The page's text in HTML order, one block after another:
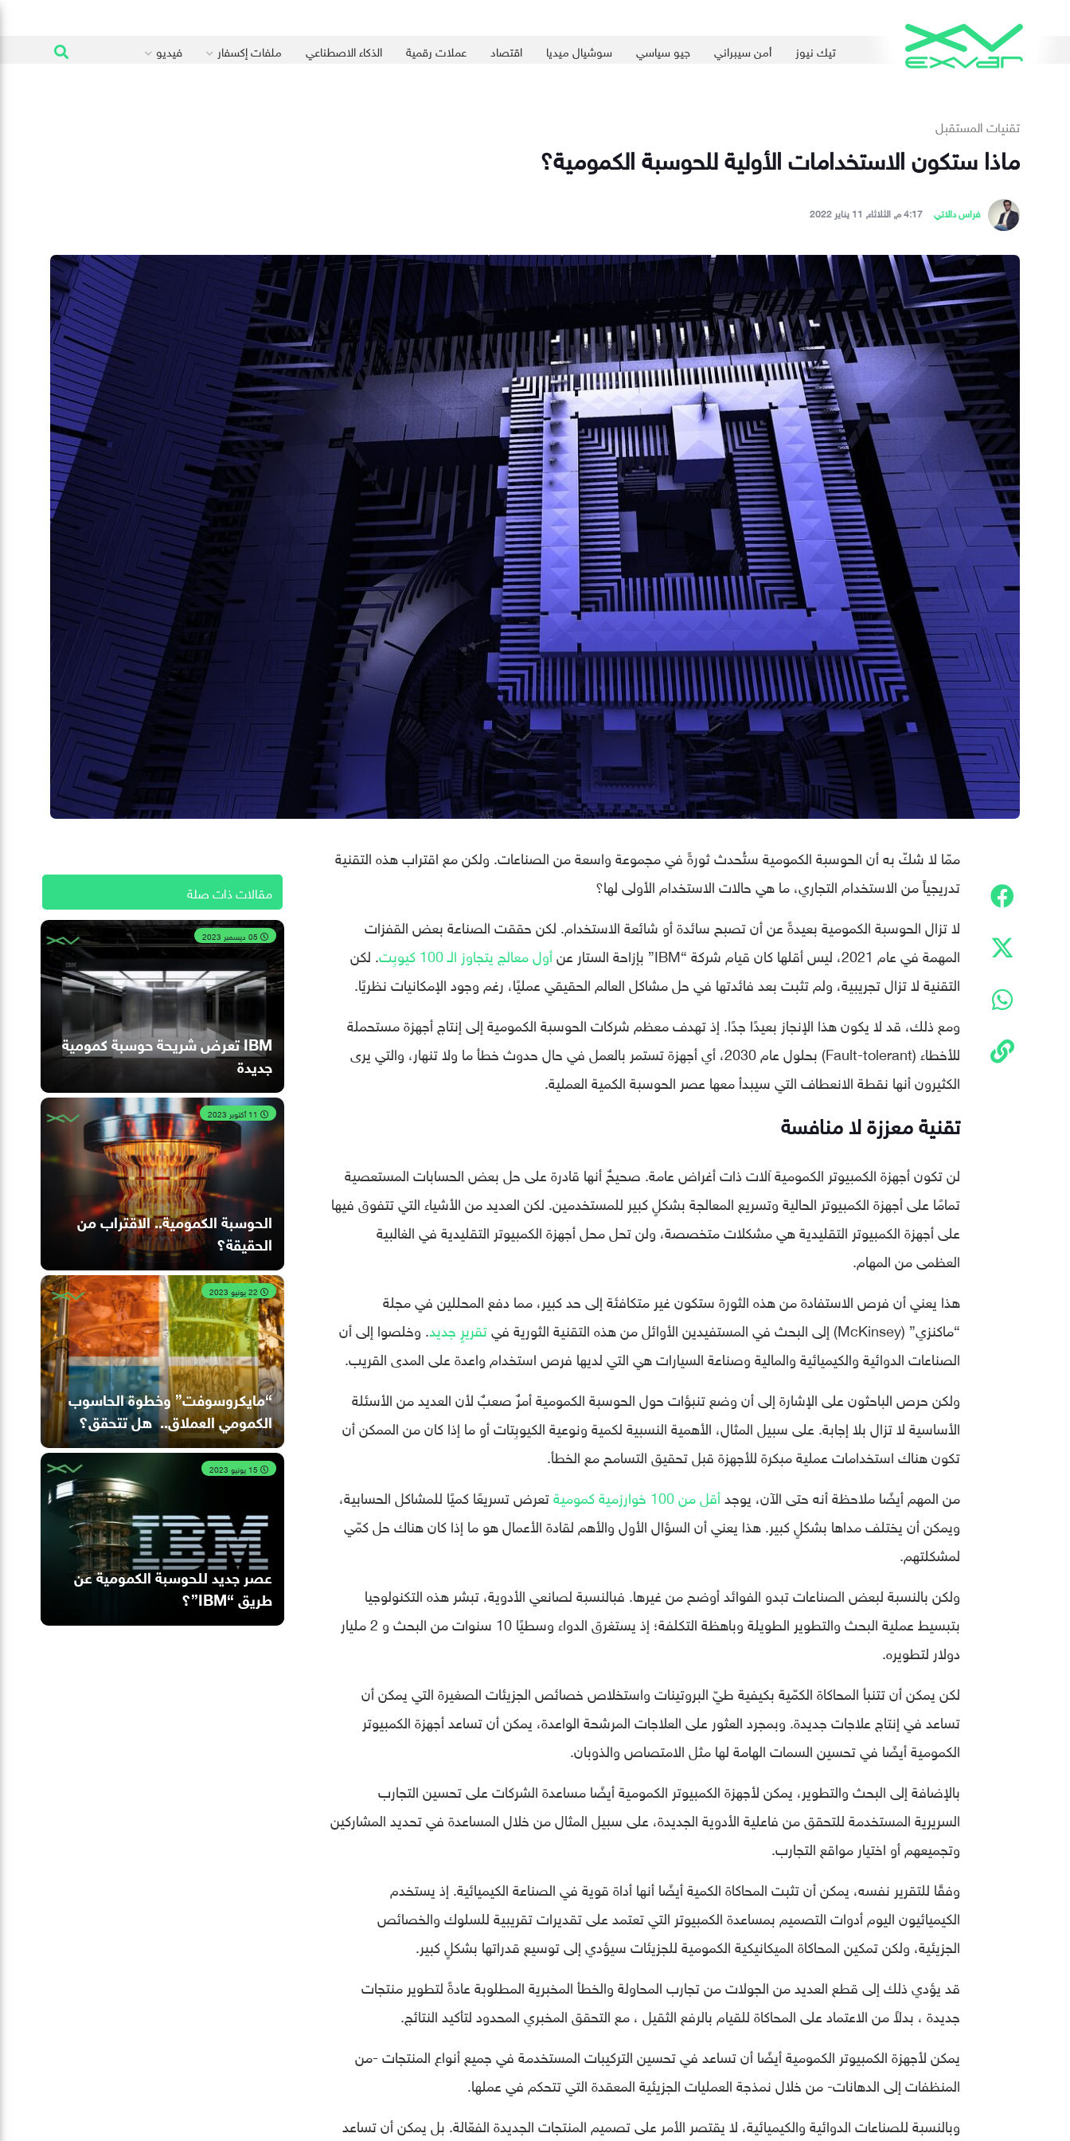
تيك نيوز أمن سيبراني جيو سياسي سوشيال ميديا اقتصاد عملات رقمية الذكاء الاصطناعي ملفات إكسفار فيديو
تقنيات المستقبل
ماذا ستكون الاستخدامات الأولية للحوسبة الكمومية؟
فراس دالاتي 4:17 م, الثلاثاء, 11 يناير 2022
ممّا لا شكّ به أن الحوسبة الكمومية ستُحدث ثورةً في مجموعة واسعة من الصناعات. ولكن مع اقتراب هذه التقنية
تدريجياً من الاستخدام التجاري، ما هي حالات الاستخدام الأولى لها؟
لا تزال الحوسبة الكمومية بعيدةً عن أن تصبح سائدة أو شائعة الاستخدام. لكن حققت الصناعة بعض القفزات
المهمة في عام 2021، ليس أقلها كان قيام شركة “IBM” بإزاحة الستار عن
أول معالج يتجاوز الـ 100 كيوبِت
. لكن
التقنية لا تزال تجريبية، ولم تثبت بعد فائدتها في حل مشاكل العالم الحقيقي عمليًا، رغم وجود الإمكانيات نظريًا.
ومع ذلك، قد لا يكون هذا الإنجاز بعيدًا جدًا. إذ تهدف معظم شركات الحوسبة الكمومية إلى إنتاج أجهزة مستحملة
للأخطاء (Fault-tolerant) بحلول عام 2030، أي أجهزة تستمر بالعمل في حال حدوث خطأ ما ولا تنهار، والتي يرى
الكثيرون أنها نقطة الانعطاف التي سيبدأ معها عصر الحوسبة الكمية العملية.
تقنية معززة لا منافسة
لن تكون أجهزة الكمبيوتر الكمومية آلات ذات أغراض عامة. صحيحٌ أنها قادرة على حل بعض الحسابات المستعصية
تمامًا على أجهزة الكمبيوتر الحالية وتسريع المعالجة بشكلٍ كبير للمستخدمين. لكن العديد من الأشياء التي تتفوق فيها
على أجهزة الكمبيوتر التقليدية هي مشكلات متخصصة، ولن تحل محل أجهزة الكمبيوتر التقليدية في الغالبية
العظمى من المهام.
هذا يعني أن فرص الاستفادة من هذه الثورة ستكون غير متكافئة إلى حد كبير، مما دفع المحللين في مجلة
“ماكنزي” (McKinsey) إلى البحث في المستفيدين الأوائل من هذه التقنية الثورية في
تقريرٍ جديد. وخلصوا إلى أن
الصناعات الدوائية والكيميائية والمالية وصناعة السيارات هي التي لديها فرص استخدام واعدة على المدى القريب.
ولكن حرص الباحثون على الإشارة إلى أن وضع تنبؤات حول الحوسبة الكمومية أمرٌ صعبٌ لأن العديد من الأسئلة
الأساسية لا تزال بلا إجابة. على سبيل المثال، الأهمية النسبية لكمية ونوعية الكيوبِتات أو ما إذا كان من الممكن أن
تكون هناك استخدامات عملية مبكرة للأجهزة قبل تحقيق التسامح مع الخطأ.
من المهم أيضًا ملاحظة أنه حتى الآن، يوجدأقل من 100 خوارزمية كمومية
تعرض تسريعًا كميًا للمشاكل الحسابية،
ويمكن أن يختلف مداها بشكلٍ كبير. هذا يعني أن السؤال الأول والأهم لقادة الأعمال هو ما إذا كان هناك حل كمّي
لمشكلتهم.
ولكن بالنسبة لبعض الصناعات تبدو الفوائد أوضح من غيرها. فبالنسبة لصانعي الأدوية، تبشر هذه التكنولوجيا
بتبسيط عملية البحث والتطوير الطويلة وباهظة التكلفة؛ إذ يستغرق الدواء وسطيًا ​​10 سنوات من البحث و 2 مليار
دولار لتطويره.
لكن يمكن أن تتنبأ المحاكاة الكمّية بكيفية طيّ البروتينات واستخلاص خصائص الجزيئات الصغيرة التي يمكن أن
تساعد في إنتاج علاجات جديدة. وبمجرد العثور على العلاجات المرشحة الواعدة، يمكن أن تساعد أجهزة الكمبيوتر
الكمومية أيضًا في تحسين السمات الهامة لها مثل الامتصاص والذوبان.
بالإضافة إلى البحث والتطوير، يمكن لأجهزة الكمبيوتر الكمومية أيضًا مساعدة الشركات على تحسين التجارب
السريرية المستخدمة للتحقق من فاعلية الأدوية الجديدة، على سبيل المثال من خلال المساعدة في تحديد المشاركين
وتجميعهم أو اختيار مواقع التجارب.
وفقًا للتقرير نفسه، يمكن أن تثبت المحاكاة الكمية أيضًا أنها أداة قوية في الصناعة الكيميائية. إذ يستخدم
الكيميائيون اليوم أدوات التصميم بمساعدة الكمبيوتر التي تعتمد على تقديرات تقريبية للسلوك والخصائص
الجزيئية، ولكن تمكين المحاكاة الميكانيكية الكمومية للجزيئات سيؤدي إلى توسيع قدراتها بشكلٍ كبير.
قد يؤدي ذلك إلى قطع العديد من الجولات من تجارب المحاولة والخطأ المخبرية المطلوبة عادةً لتطوير منتجات
جديدة ، بدلاً من الاعتماد على المحاكاة للقيام بالرفع الثقيل ، مع التحقق المخبري المحدود لتأكيد النتائج.
يمكن لأجهزة الكمبيوتر الكمومية أيضًا أن تساعد في تحسين التركيبات المستخدمة في جميع أنواع المنتجات -من
المنظفات إلى الدهانات- من خلال نمذجة العمليات الجزيئية المعقدة التي تتحكم في عملها.
وبالنسبة للصناعات الدوائية والكيميائية، لا يقتصر الأمر على تصميم المنتجات الجديدة الفعّالة. بل يمكن أن تساعد
مقالات ذات صلة
IBM تعرض شريحة حوسبة كمومية
جديدة
الحوسبة الكمومية.. الاقتراب من
الحقيقة؟
“مايكروسوفت” وخطوة الحاسوب
الكمومي العملاق.. هل تتحقق؟
عصر جديد للحوسبة الكمومية عن
طريق “IBM”؟